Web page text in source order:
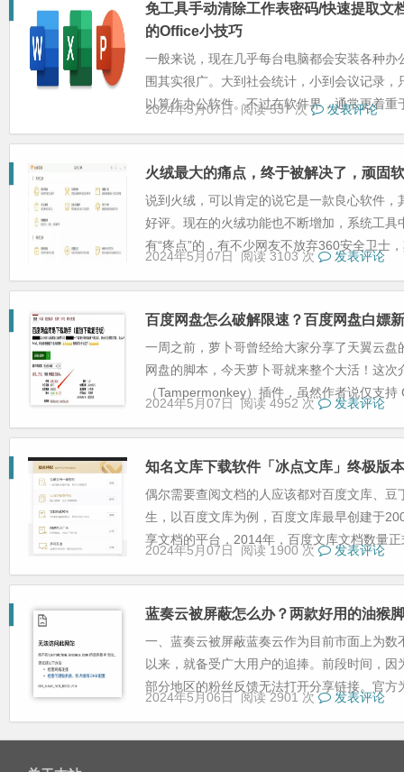
免工具手动清除工作表密码/快速提取文
的Office小技巧
一般来说，现在几乎每台电脑都会安装各种
围其实很广。大到社会统计，小到会议记录
以算作办公软件。不过在软件界，通常更着重
2024年5月07日 阅读 537 次 发表评论
火绒最大的痛点，终于被解决了，顽固
说到火绒，可以肯定的说它是一款良心软件
好评。现在的火绒功能也不断增加，系统工
有“疼点”的，有不少网友不放弃360安全卫士
2024年5月07日 阅读 3103 次 发表评论
百度网盘怎么破解限速？百度网盘白嫖
一周之前，萝卜哥曾经给大家分享了天翼云
网盘的脚本，今天萝卜哥就来整个大活！这
（Tampermonkey）插件，虽然作者说仅支持
2024年5月07日 阅读 4952 次 发表评论
知名文库下载软件「冰点文库」终极版
偶尔需要查阅文档的人应该都对百度文库、
生，以百度文库为例，百度文库最早创建于
享文档的平台，2014年，百度文库文档数量
2024年5月07日 阅读 1900 次 发表评论
蓝奏云被屏蔽怎么办？两款好用的油猴
一、蓝奏云被屏蔽蓝奏云作为目前市面上为
以来，就备受广大用户的追捧。前段时间，
部分地区的粉丝反馈无法打开分享链接。官方
2024年5月06日 阅读 2901 次 发表评论